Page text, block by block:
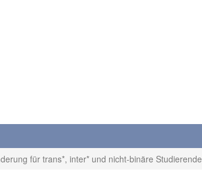
für trans*, inter* und nicht-binäre Studierende